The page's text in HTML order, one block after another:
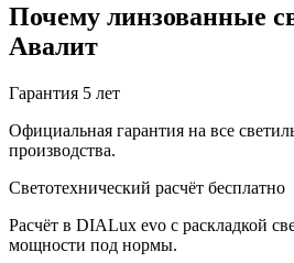
Почему линзованные
Авалит
Гарантия 5 лет
Официальная гарантия на все
производства.
Светотехнический расчёт бесплатно
Расчёт в DIALux evo с раскладкой
мощности под нормы.